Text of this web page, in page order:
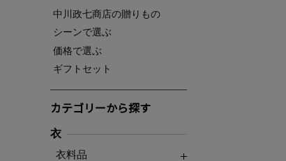
中川政七商店の贈りもの
シーンで選ぶ
価格で選ぶ
ギフトセット
カテゴリーから探す
衣
衣料品